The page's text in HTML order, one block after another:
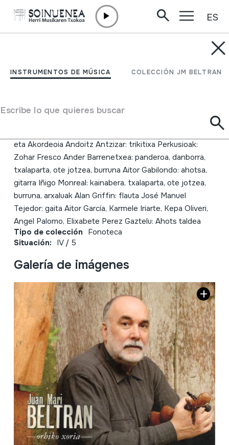
INSTRUMENTOS DE MÚSICA COLECCIÓN JM BELTRAN
Escribe lo que quieres buscar
ES
Orhiko xoria
J.M Beltran: dultzaina, Txistua, txalaparta, txanbela,
eta Akordeoia Andoitz Antzizar: trikitixa Perkusioak:
Zohar Fresco Ander Barrenetxea: panderoa, danborra,
txalaparta, ote jotzea, burruna Aitor Gabilondo: ahotsa,
gitarra Iñigo Monreal: kainabera, txalaparta, ote jotzea,
burruna, arxaluak Alan Griffin: flauta José Manuel
Tejedor: gaita Aitor García, Karmele Iriarte, Kepa Oliveri,
Angel Palomo, Elixabete Perez Gaztelu: Ahots taldea
Tipo de colección Fonoteca
Situación: IV / 5
Galería de imágenes